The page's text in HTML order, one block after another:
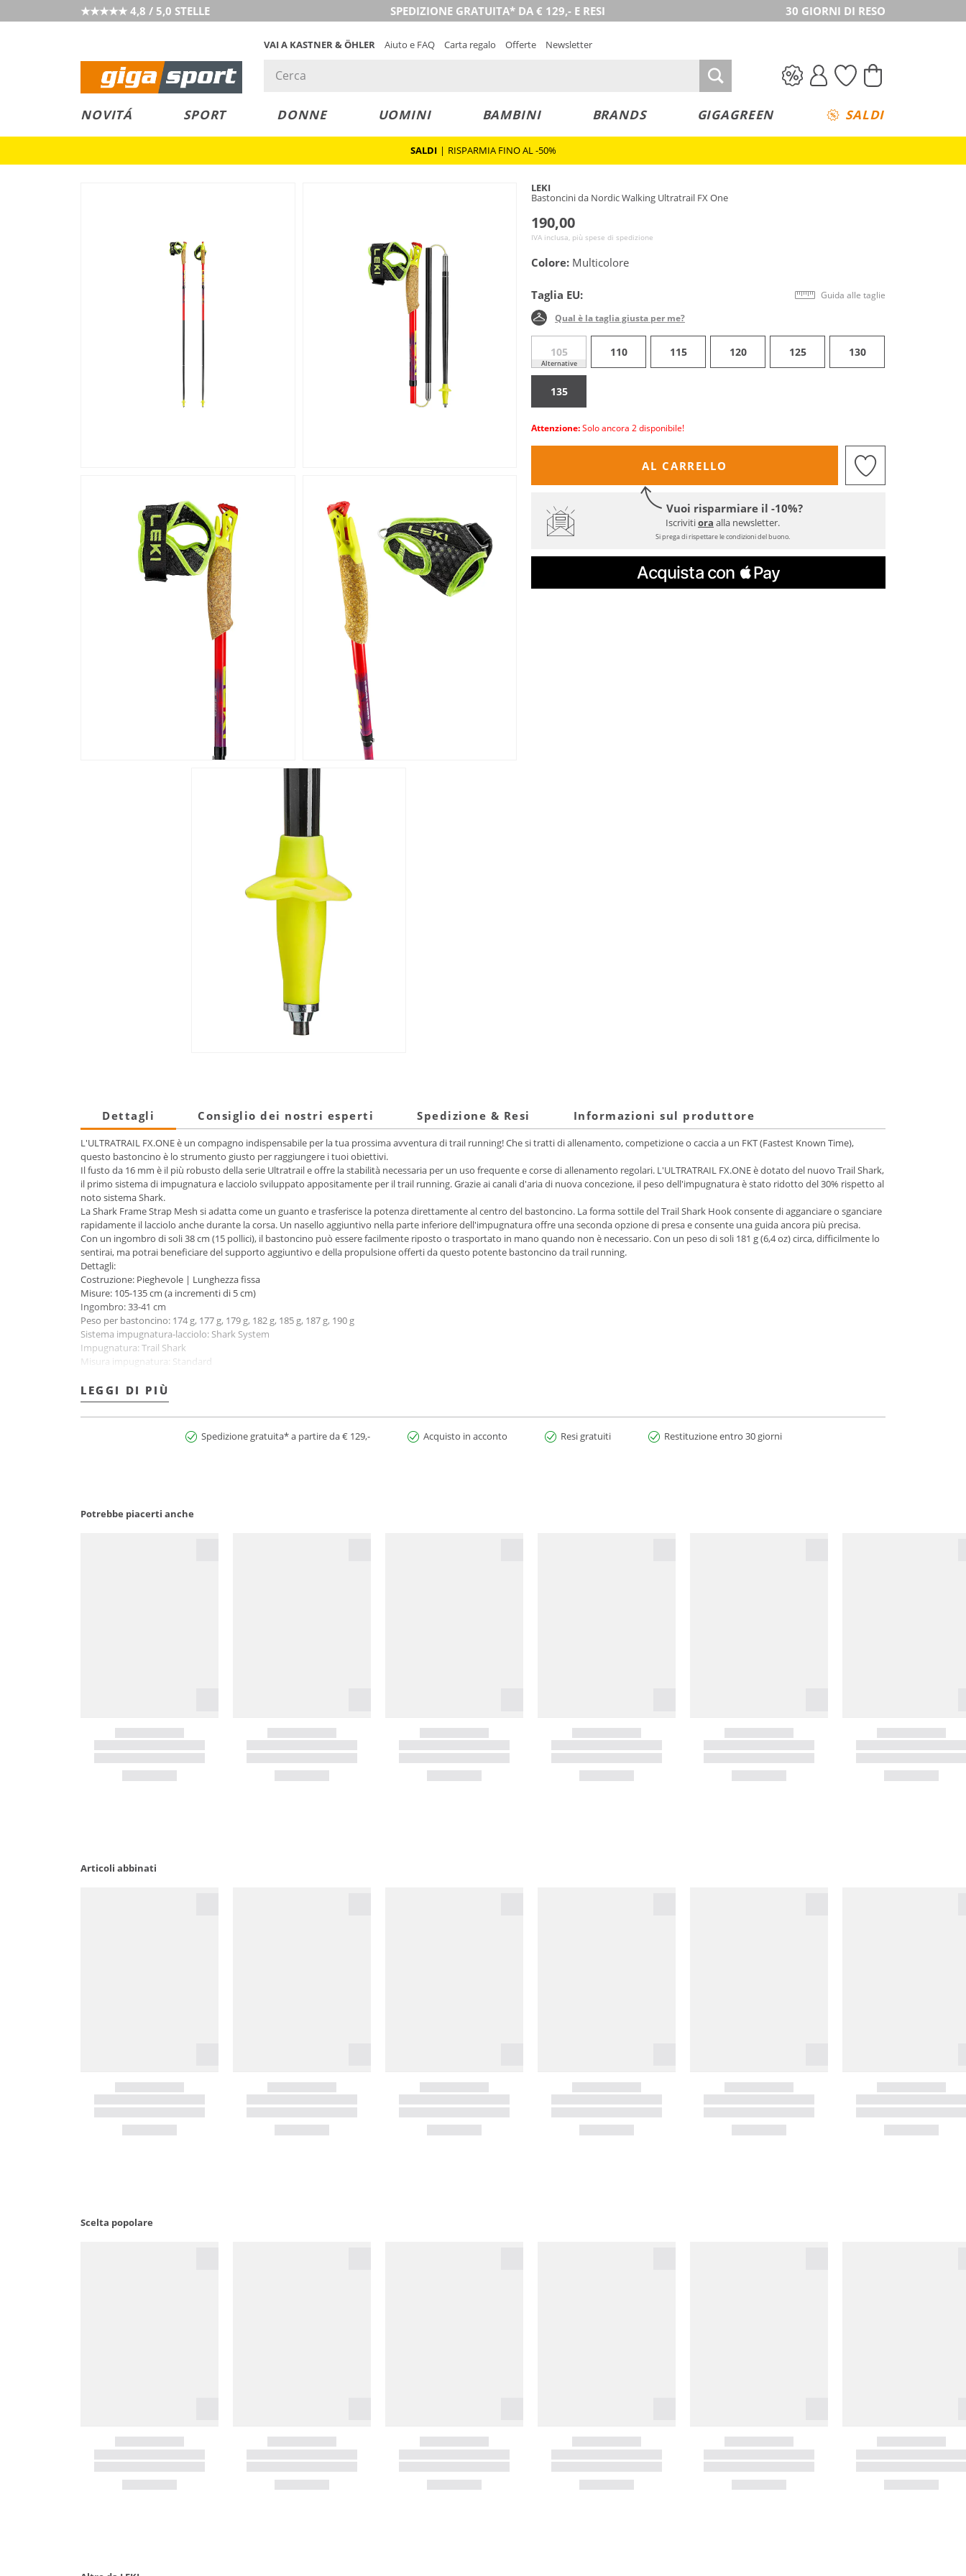
★★★★★ 4,8 / 5,0 STELLE SPEDIZIONE GRATUITA* DA € 129,- E RESI 30 GIORNI DI RESO
VAI A KASTNER & ÖHLER Aiuto e FAQ Carta regalo Offerte Newsletter
NOVITÁ SPORT DONNE UOMINI BAMBINI BRANDS GIGAGREEN SALDI
SALDI | RISPARMIA FINO AL -50%
LEKI
Bastoncini da Nordic Walking Ultratrail FX One
190,00
IVA inclusa, più spese di spedizione
Colore: Multicolore
Taglia EU: Guida alle taglie
Qual è la taglia giusta per me?
105
Alternative
110 115 120 125 130
135
Attenzione: Solo ancora 2 disponibile!
AL CARRELLO
Vuoi risparmiare il -10%?
Iscrivitiora alla newsletter.
Si prega di rispettare le condizioni del buono.
Dettagli Consiglio dei nostri esperti Spedizione & Resi Informazioni sul produttore
L'ULTRATRAIL FX.ONE è un compagno indispensabile per la tua prossima avventura di trail running! Che si tratti di allenamento, competizione o caccia a un FKT (Fastest Known Time),
questo bastoncino è lo strumento giusto per raggiungere i tuoi obiettivi.
Il fusto da 16 mm è il più robusto della serie Ultratrail e offre la stabilità necessaria per un uso frequente e corse di allenamento regolari. L'ULTRATRAIL FX.ONE è dotato del nuovo Trail Shark,
il primo sistema di impugnatura e lacciolo sviluppato appositamente per il trail running. Grazie ai canali d'aria di nuova concezione, il peso dell'impugnatura è stato ridotto del 30% rispetto al
noto sistema Shark.
La Shark Frame Strap Mesh si adatta come un guanto e trasferisce la potenza direttamente al centro del bastoncino. La forma sottile del Trail Shark Hook consente di agganciare o sganciare
rapidamente il lacciolo anche durante la corsa. Un nasello aggiuntivo nella parte inferiore dell'impugnatura offre una seconda opzione di presa e consente una guida ancora più precisa.
Con un ingombro di soli 38 cm (15 pollici), il bastoncino può essere facilmente riposto o trasportato in mano quando non è necessario. Con un peso di soli 181 g (6,4 oz) circa, difficilmente lo
sentirai, ma potrai beneficiare del supporto aggiuntivo e della propulsione offerti da questo potente bastoncino da trail running.
Dettagli:
Costruzione: Pieghevole | Lunghezza fissa
Misure: 105-135 cm (a incrementi di 5 cm)
Ingombro: 33-41 cm
Peso per bastoncino: 174 g, 177 g, 179 g, 182 g, 185 g, 187 g, 190 g
Sistema impugnatura-lacciolo: Shark System
Impugnatura: Trail Shark
Misura impugnatura: Standard
Misura lacciolo: S-M-L (105-115) | M-L-XL (120-135)
Numero di segmenti: 4
Diametro del fusto: 16 | 14 | 14 | 14 mm
Denominazione colore: Bunt
LEGGI DI PIÙ
LEGGI DI PIÙ
Spedizione gratuita* a partire da € 129,- Acquisto in acconto Resi gratuiti Restituzione entro 30 giorni
Potrebbe piacerti anche
Articoli abbinati
Scelta popolare